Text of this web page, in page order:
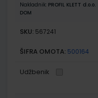
Nakladnik: PROFIL KLETT d.o.o.
DOM
SKU: 567241
ŠIFRA OMOTA: 500164
Udžbenik